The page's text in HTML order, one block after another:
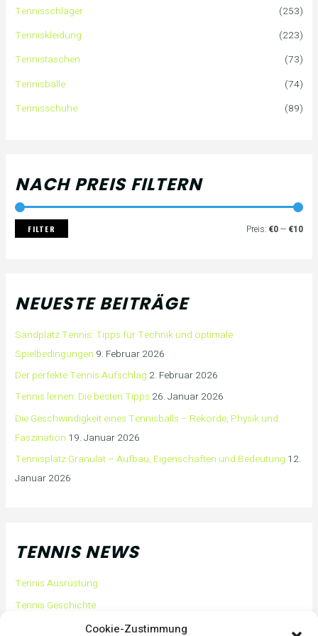
Cookie-Zustimmung
n
a
c
h
Tennisschläger
(253)
Tenniskleidung
(223)
Tennistaschen
(73)
Tennisbälle
(74)
Tennisschuhe
(89)
NACH PREIS FILTERN
e
i
s
e
i
s
FILTER Preis: €0— €10
NEUESTE BEITRÄGE
Sandplatz Tennis: Tipps für Technik und optimale
Spielbedingungen 9. Februar 2026
Der perfekte Tennis Aufschlag 2. Februar 2026
Tennis lernen: Die besten Tipps 26. Januar 2026
Die Geschwindigkeit eines Tennisballs – Rekorde, Physik und
Faszination 19. Januar 2026
Tennisplatz Granulat – Aufbau, Eigenschaften und Bedeutung 12.
Januar 2026
TENNIS NEWS
Tennis Ausrüstung
Tennis Geschichte
Tennis Tipps und Tricks